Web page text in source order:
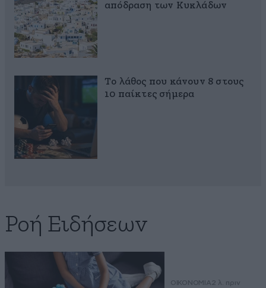
απόδραση των Κυκλάδων
Το λάθος που κάνουν 8 στους
10 παίκτες σήμερα
Ροή Ειδήσεων
ΟΙΚΟΝΟΜΙΑ2 λ. πριν